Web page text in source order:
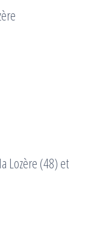
Lozère (48) et